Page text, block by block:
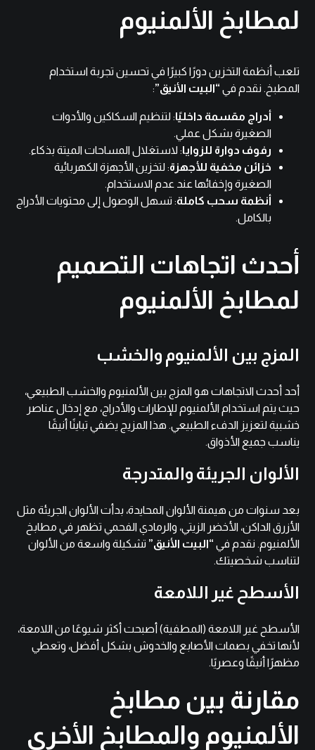
لمطابخ الألمنيوم
تلعب أنظمة التخزين دورًا كبيرًا في تحسين تجربة استخدام
المطبخ. نقدم في “البيت الأنيق”:
أدراج مقسمة داخليًا: لتنظيم السكاكين والأدوات
الصغيرة بشكل عملي.
رفوف دوارة للزوايا: لاستغلال المساحات الميتة بذكاء.
خزائن مخفية للأجهزة: لتخزين الأجهزة الكهربائية
الصغيرة وإخفائها عند عدم الاستخدام.
أنظمة سحب كاملة: تسهل الوصول إلى محتويات الأدراج
بالكامل.
أحدث اتجاهات التصميم
لمطابخ الألمنيوم
المزج بين الألمنيوم والخشب
أحد أحدث الاتجاهات هو المزج بين الألمنيوم والخشب الطبيعي،
حيث يتم استخدام الألمنيوم للإطارات والأدراج، مع إدخال عناصر
خشبية لتعزيز الدفء الطبيعي. هذا المزيج يضفي تباينًا أنيقًا
يناسب جميع الأذواق.
الألوان الجريئة والمتدرجة
بعد سنوات من هيمنة الألوان المحايدة، بدأت الألوان الجريئة مثل
الأزرق الداكن، الأخضر الزيتي، والرمادي الفحمي تظهر في مطابخ
الألمنيوم. نقدم في “البيت الأنيق” تشكيلة واسعة من الألوان
لتناسب شخصيتك.
الأسطح غير اللامعة
الأسطح غير اللامعة (المطفية) أصبحت أكثر شيوعًا من اللامعة،
لأنها تخفي بصمات الأصابع والخدوش بشكل أفضل، وتعطي
مظهرًا أنيقًا وعصريًا.
مقارنة بين مطابخ
الألمنيوم والمطابخ الأخرى